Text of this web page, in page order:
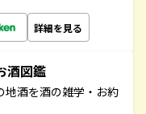
詳細を見る
酒図鑑
地酒を酒の雑学・お約